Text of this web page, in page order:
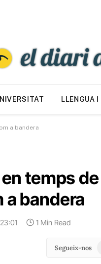
LLENGUA
a bandera
temps de
bandera
1 Min Read
Segueix-nos